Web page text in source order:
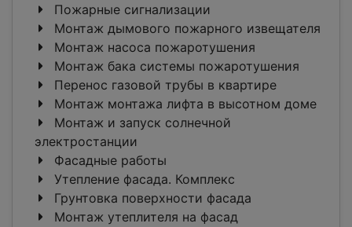
Пожарные сигнализации
Монтаж дымового пожарного извещателя
Монтаж насоса пожаротушения
Монтаж бака системы пожаротушения
Перенос газовой трубы в квартире
Монтаж монтажа лифта в высотном доме
Монтаж и запуск солнечной
электростанции
Фасадные работы
Утепление фасада. Комплекс
Грунтовка поверхности фасада
Монтаж утеплителя на фасад